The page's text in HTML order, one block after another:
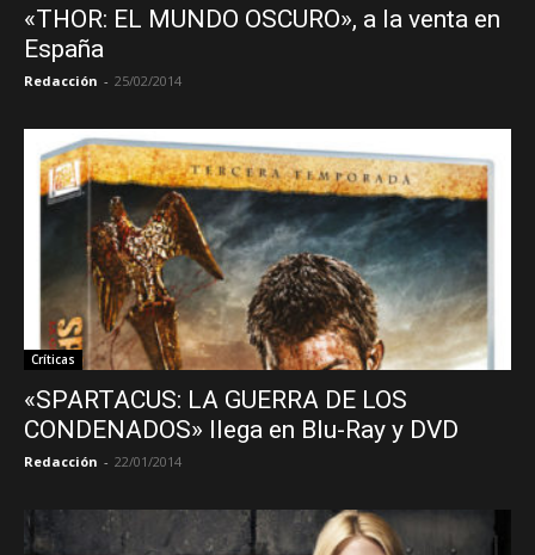
«THOR: EL MUNDO OSCURO», a la venta en
España
Redacción - 25/02/2014
Críticas
«SPARTACUS: LA GUERRA DE LOS
CONDENADOS» llega en Blu-Ray y DVD
Redacción - 22/01/2014